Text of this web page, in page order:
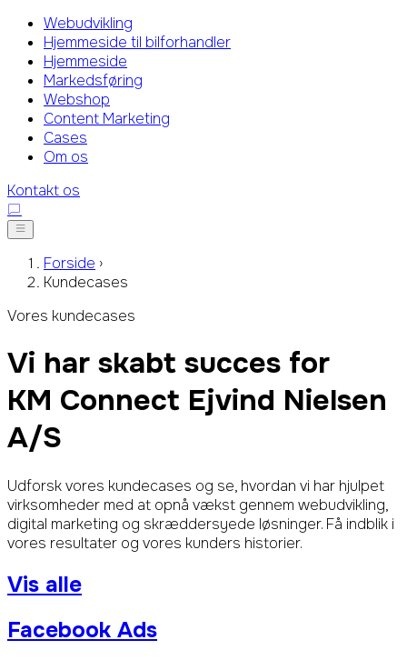
Webudvikling
Hjemmeside til bilforhandler
Hjemmeside
Markedsføring
Webshop
Content Marketing
Cases
Om os
Kontakt os
Forside ›
Kundecases
Vores kundecases
Vi har skabt succes for
Ejvind Nielsen A/S Lysdahl
Simonsen
Udforsk vores kundecases og se, hvordan vi har hjulpet
virksomheder med at opnå vækst gennem webudvikling,
digital marketing og skræddersyede løsninger. Få indblik i
vores resultater og vores kunders historier.
Vis alle
Facebook Ads